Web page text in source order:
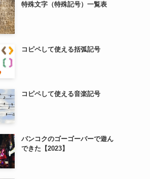
特殊文字（特殊記号）一覧表
コピペして使える括弧記号
コピペして使える音楽記号
バンコクのゴーゴーバーで遊ん
できた【2023】